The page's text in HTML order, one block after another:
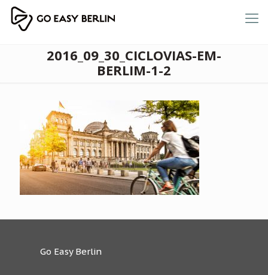
2016_09_30_CICLOVIAS-EM-
BERLIM-1-2
Go Easy Berlin